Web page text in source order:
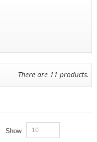
There are 11 products.
Show 10